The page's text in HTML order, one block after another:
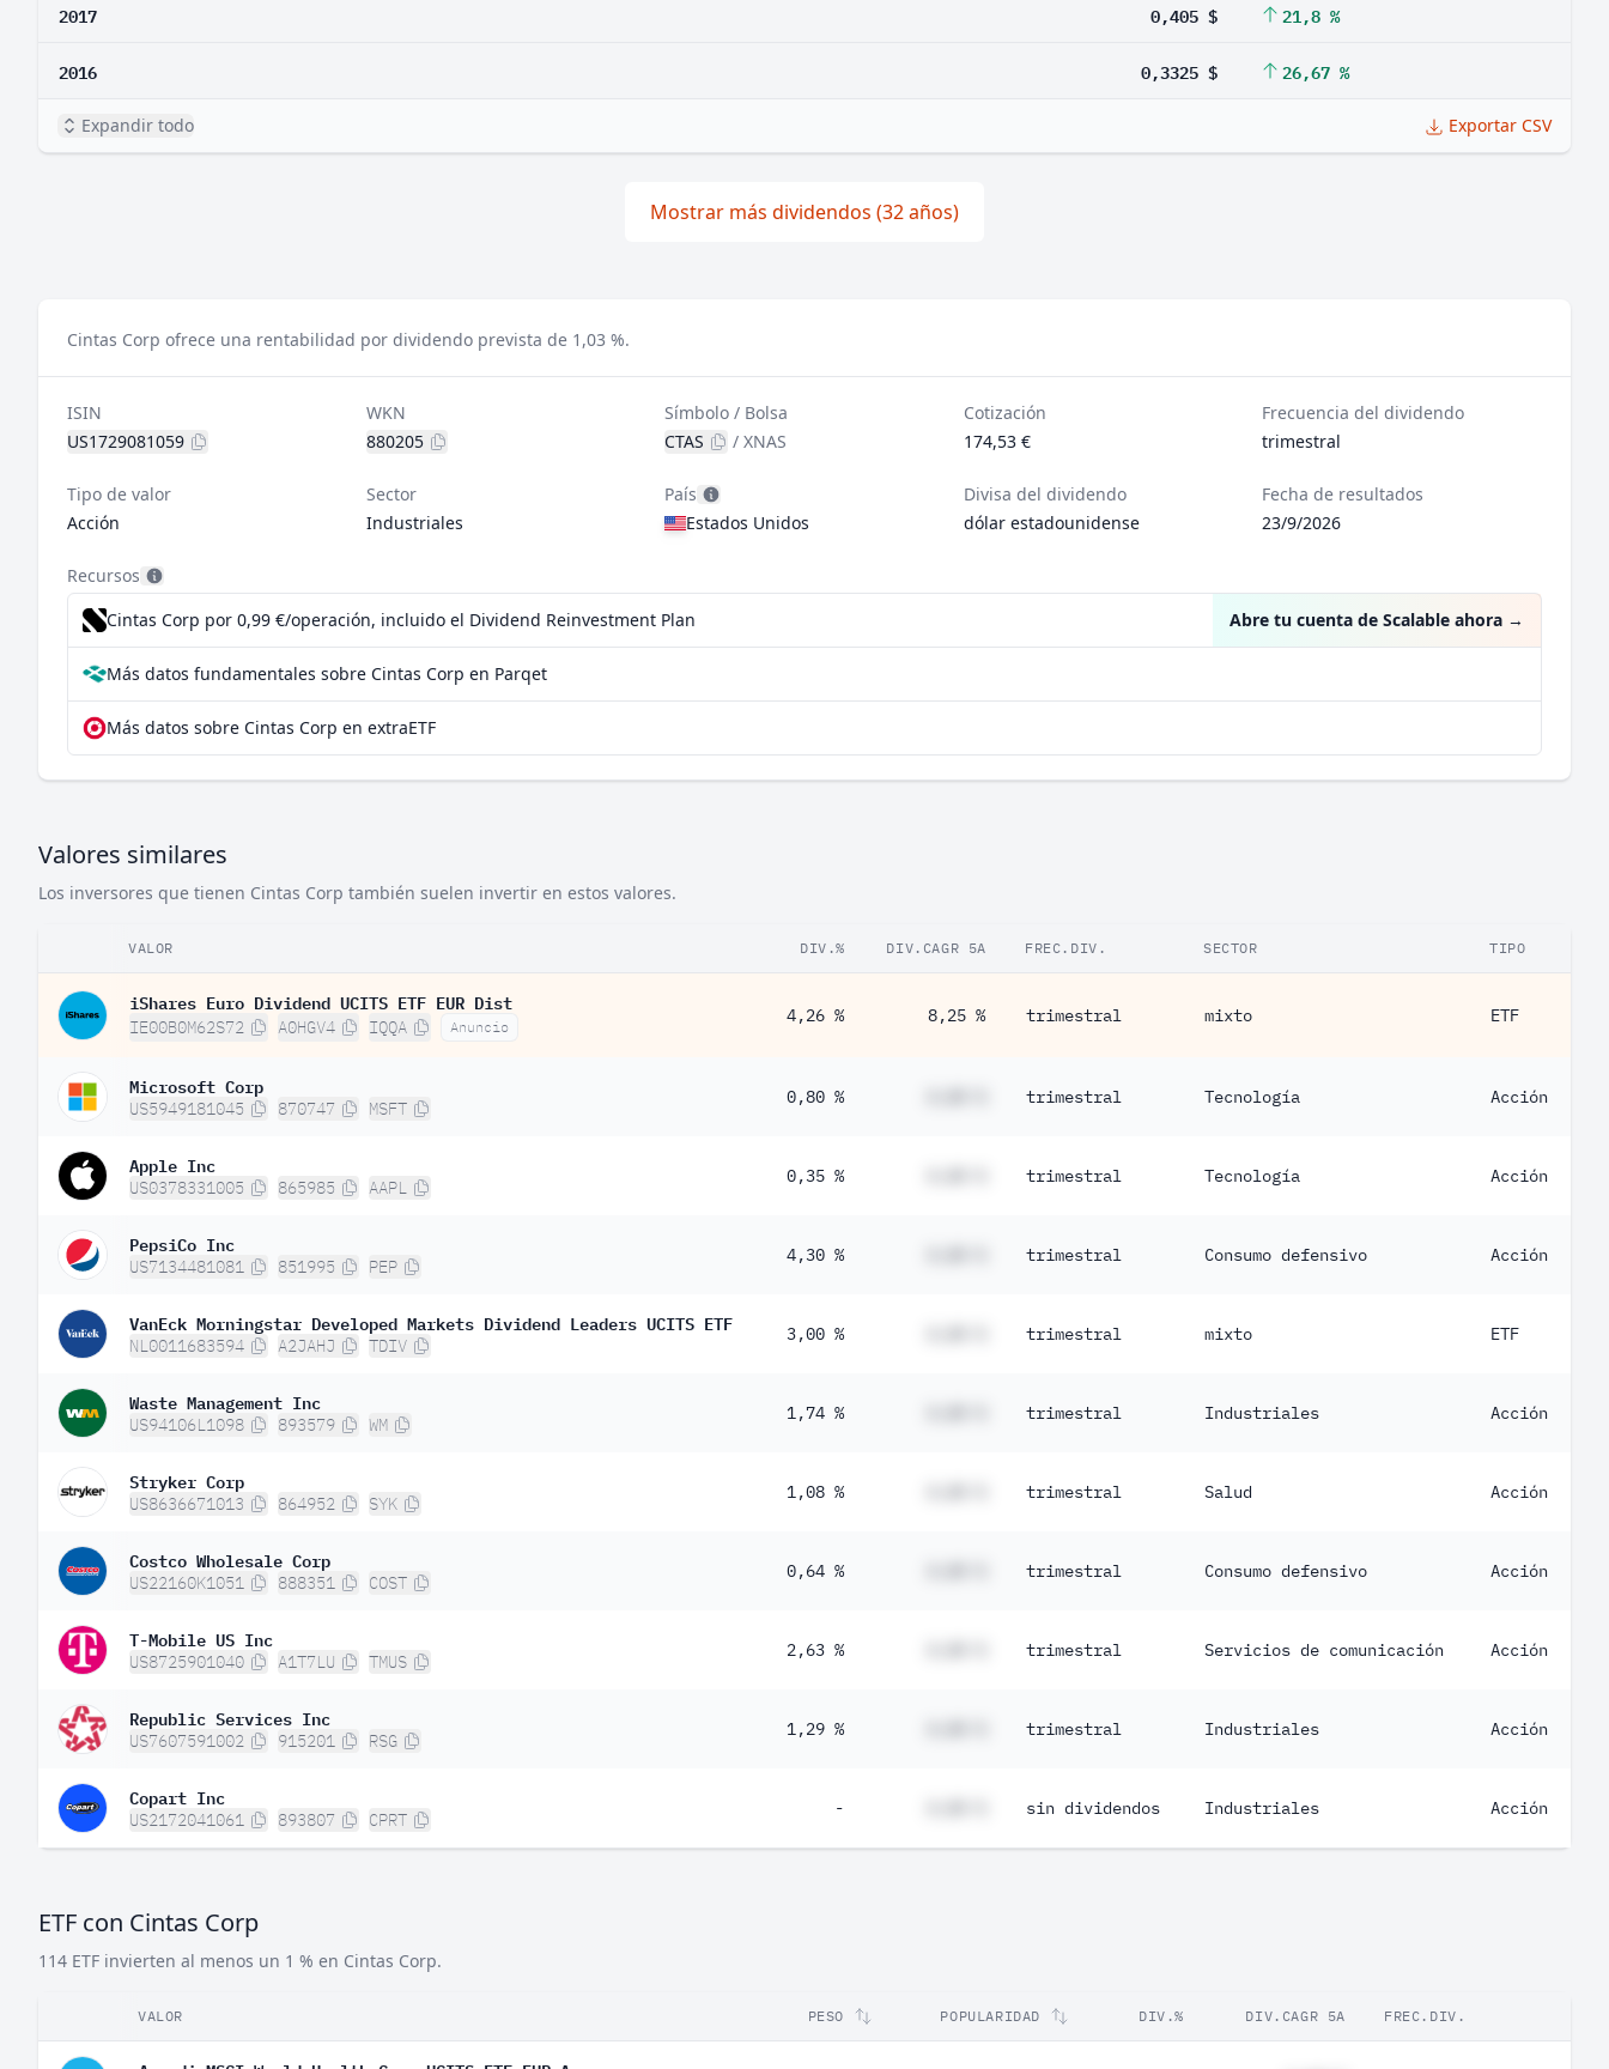
2017 0,405 $ 21,8 %
2016 0,3325 $ 26,67 %
Expandir todo Exportar CSV
Mostrar más dividendos (32 años)
Cintas Corp ofrece una rentabilidad por dividendo prevista de 1,03 %.
ISIN
US1729081059
WKN
880205
Símbolo / Bolsa
CTAS
/XNAS
Cotización
174,53 €
Frecuencia del dividendo
trimestral
Tipo de valor
Acción
Sector
Industriales
País
Estados Unidos
Divisa del dividendo
dólar estadounidense
Fecha de resultados
23/9/2026
Recursos
Cintas Corp por 0,99 €/operación, incluido el Dividend Reinvestment Plan
Abre tu cuenta de Scalable ahora →
Más datos fundamentales sobre Cintas Corp en Parqet
Más datos sobre Cintas Corp en extraETF
Valores similares
Los inversores que tienen Cintas Corp también suelen invertir en estos valores.
VALOR DIV.% DIV.CAGR 5A FREC.DIV. SECTOR TIPO
iShares Euro Dividend UCITS ETF EUR Dist
IE00B0M62S72 A0HGV4 IQQA Anuncio
4,26 % 8,25 % trimestral mixto ETF
Microsoft Corp
US5949181045 870747 MSFT
0,80 % trimestral Tecnología Acción
Apple Inc
US0378331005 865985 AAPL
0,35 % trimestral Tecnología Acción
PepsiCo Inc
US7134481081 851995 PEP
4,30 % trimestral Consumo defensivo Acción
VanEck Morningstar Developed Markets Dividend Leaders UCITS ETF
NL0011683594 A2JAHJ TDIV
3,00 % trimestral mixto ETF
Waste Management Inc
US94106L1098 893579 WM
1,74 % trimestral Industriales Acción
Stryker Corp
US8636671013 864952 SYK
1,08 % trimestral Salud Acción
Costco Wholesale Corp
US22160K1051 888351 COST
0,64 % trimestral Consumo defensivo Acción
T-Mobile US Inc
US8725901040 A1T7LU TMUS
2,63 % trimestral Servicios de comunicación Acción
Republic Services Inc
US7607591002 915201 RSG
1,29 % trimestral Industriales Acción
Copart Inc
US2172041061 893807 CPRT
- sin dividendos Industriales Acción
ETF con Cintas Corp
114 ETF invierten al menos un 1 % en Cintas Corp.
VALOR PESO POPULARIDAD DIV.% DIV.CAGR 5A FREC.DIV.